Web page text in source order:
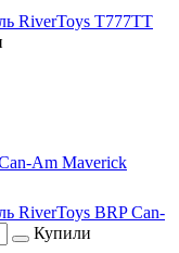
RiverToys T777TT
Am Maverick
RiverToys BRP Can-
Купили